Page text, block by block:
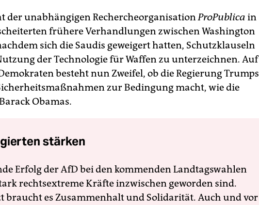
der unabhängigen RechercheorganisationProPublica in
frühere Verhandlungen zwischen Washington
sich die Saudis geweigert hatten, Schutzklauseln
der Technologie für Waffen zu unterzeichnen. Auf
besteht nun Zweifel, ob die Regierung Trumps
zur Bedingung macht, wie die
Obamas.
stärken
Erfolg der AfD bei den kommenden Landtagswahlen
rechtsextreme Kräfte inzwischen geworden sind.
braucht es Zusammenhalt und Solidarität. Auch und vor